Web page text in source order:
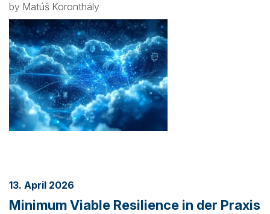
by Matúš Koronthály
13. April 2026
Minimum Viable Resilience in der Praxis